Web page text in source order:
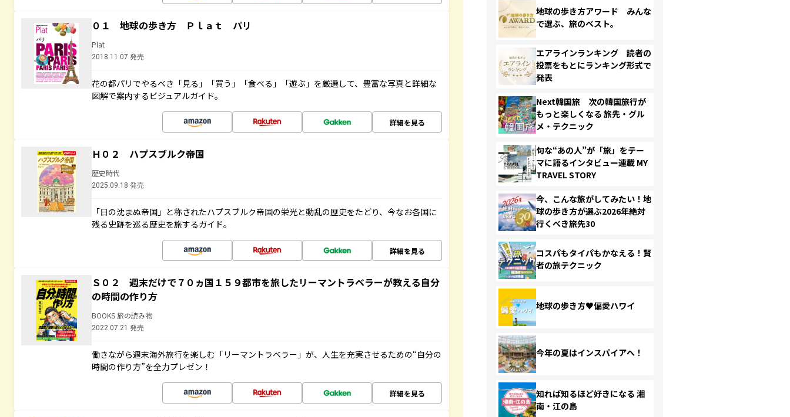
０１ 地球の歩き方 Ｐｌａｔ パリ
Plat
2018.11.07 発売
花の都パリでやるべき「見る」「買う」「食べる」「遊ぶ」を厳選して、豊富な写真と詳細な
図解で案内するビジュアルガイド。
詳細を見る
Ｈ０２ ハプスブルク帝国
歴史時代
2025.09.18 発売
「日の沈まぬ帝国」と称されたハプスブルク帝国の栄光と動乱の歴史をたどり、今なお各国に
残る史跡を巡る歴史を旅するガイド。
詳細を見る
Ｓ０２ 週末だけで７０ヵ国１５９都市を旅したリーマントラベラーが教える自分
の時間の作り方
BOOKS 旅の読み物
2022.07.21 発売
働きながら週末海外旅行を楽しむ「リーマントラベラー」が、人生を充実させるための“自分の
時間の作り方”を全力プレゼン！
詳細を見る
地球の歩き方アワード みんな
で選ぶ、旅のベスト。
エアラインランキング 読者の
投票をもとにランキング形式で
発表
Next韓国旅 次の韓国旅行が
もっと楽しくなる 旅先・グル
メ・テクニック
旬な“あの人”が「旅」をテー
マに語るインタビュー連載 MY
TRAVEL STORY
今、こんな旅がしてみたい！地
球の歩き方が選ぶ2026年絶対
行くべき旅先30
コスパもタイパもかなえる！賢
者の旅テクニック
地球の歩き方♥偏愛ハワイ
今年の夏はインスパイアへ！
知れば知るほど好きになる 湘
南・江の島